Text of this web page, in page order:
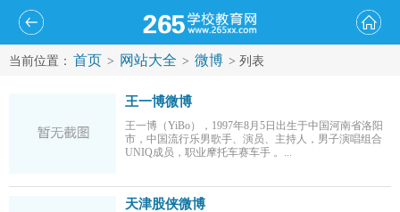
当前位置： 首页 > 网站大全 > 微博 > 列表
王一博微博
王一博（YiBo），1997年8月5日出生于中国河南省洛阳
市，中国流行乐男歌手、演员、主持人，男子演唱组合
UNIQ成员，职业摩托车赛车手 。...
天津股侠微博